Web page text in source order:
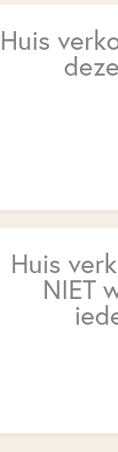
Huis
Huis
NIET